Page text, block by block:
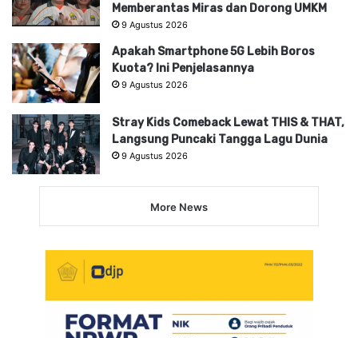
Memberantas Miras dan Dorong UMKM
9 Agustus 2026
Apakah Smartphone 5G Lebih Boros
Kuota? Ini Penjelasannya
9 Agustus 2026
Stray Kids Comeback Lewat THIS & THAT,
Langsung Puncaki Tangga Lagu Dunia
9 Agustus 2026
More News